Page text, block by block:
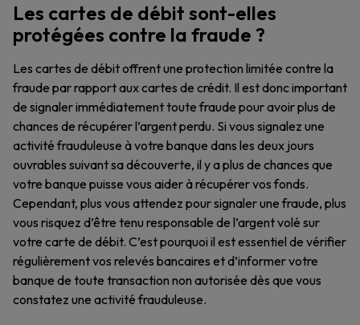
Les cartes de débit sont-elles
protégées contre la fraude ?
Les cartes de débit offrent une protection limitée contre la
fraude par rapport aux cartes de crédit. Il est donc important
de signaler immédiatement toute fraude pour avoir plus de
chances de récupérer l’argent perdu. Si vous signalez une
activité frauduleuse à votre banque dans les deux jours
ouvrables suivant sa découverte, il y a plus de chances que
votre banque puisse vous aider à récupérer vos fonds.
Cependant, plus vous attendez pour signaler une fraude, plus
vous risquez d’être tenu responsable de l’argent volé sur
votre carte de débit. C’est pourquoi il est essentiel de vérifier
régulièrement vos relevés bancaires et d’informer votre
banque de toute transaction non autorisée dès que vous
constatez une activité frauduleuse.